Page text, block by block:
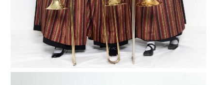
besetzt ist. Ihr wisst einfach, wie man richtig Gas
gibt!